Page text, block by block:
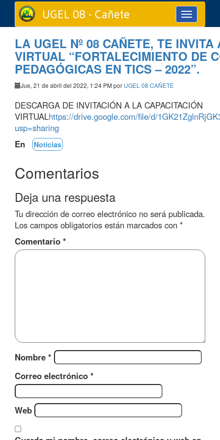
Toggle
navigation
UGEL 08 - Cañete
LA UGEL Nº 08 CAÑETE, TE INVITA
VIRTUAL “FORTALECIMIENTO DE
PEDAGÓGICAS EN TICS – 2022”.
Jue, 21 de abril del 2022, 1:24 PM por UGEL 08 CAÑETE
DESCARGA DE INVITACIÓN A LA CAPACITACIÓN
VIRTUALhttps://drive.google.com/file/d/
usp=sharing
En
Noticias
Comentarios
Deja una respuesta
Tu dirección de correo electrónico no será publicada.
Los campos obligatorios están marcados con *
Comentario *
Nombre *
Correo electrónico *
Web